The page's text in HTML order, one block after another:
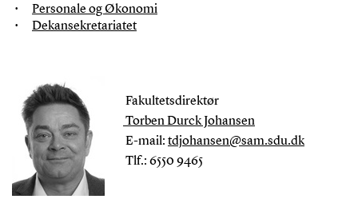
Personale og Økonomi
Dekansekretariatet
Fakultetsdirektør
Torben Durck Johansen
E-mail: tdjohansen@sam.sdu.dk
Tlf.: 6550 9465